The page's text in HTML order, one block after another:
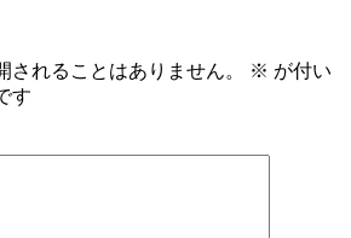
されることはありません。 ※ が付い
す